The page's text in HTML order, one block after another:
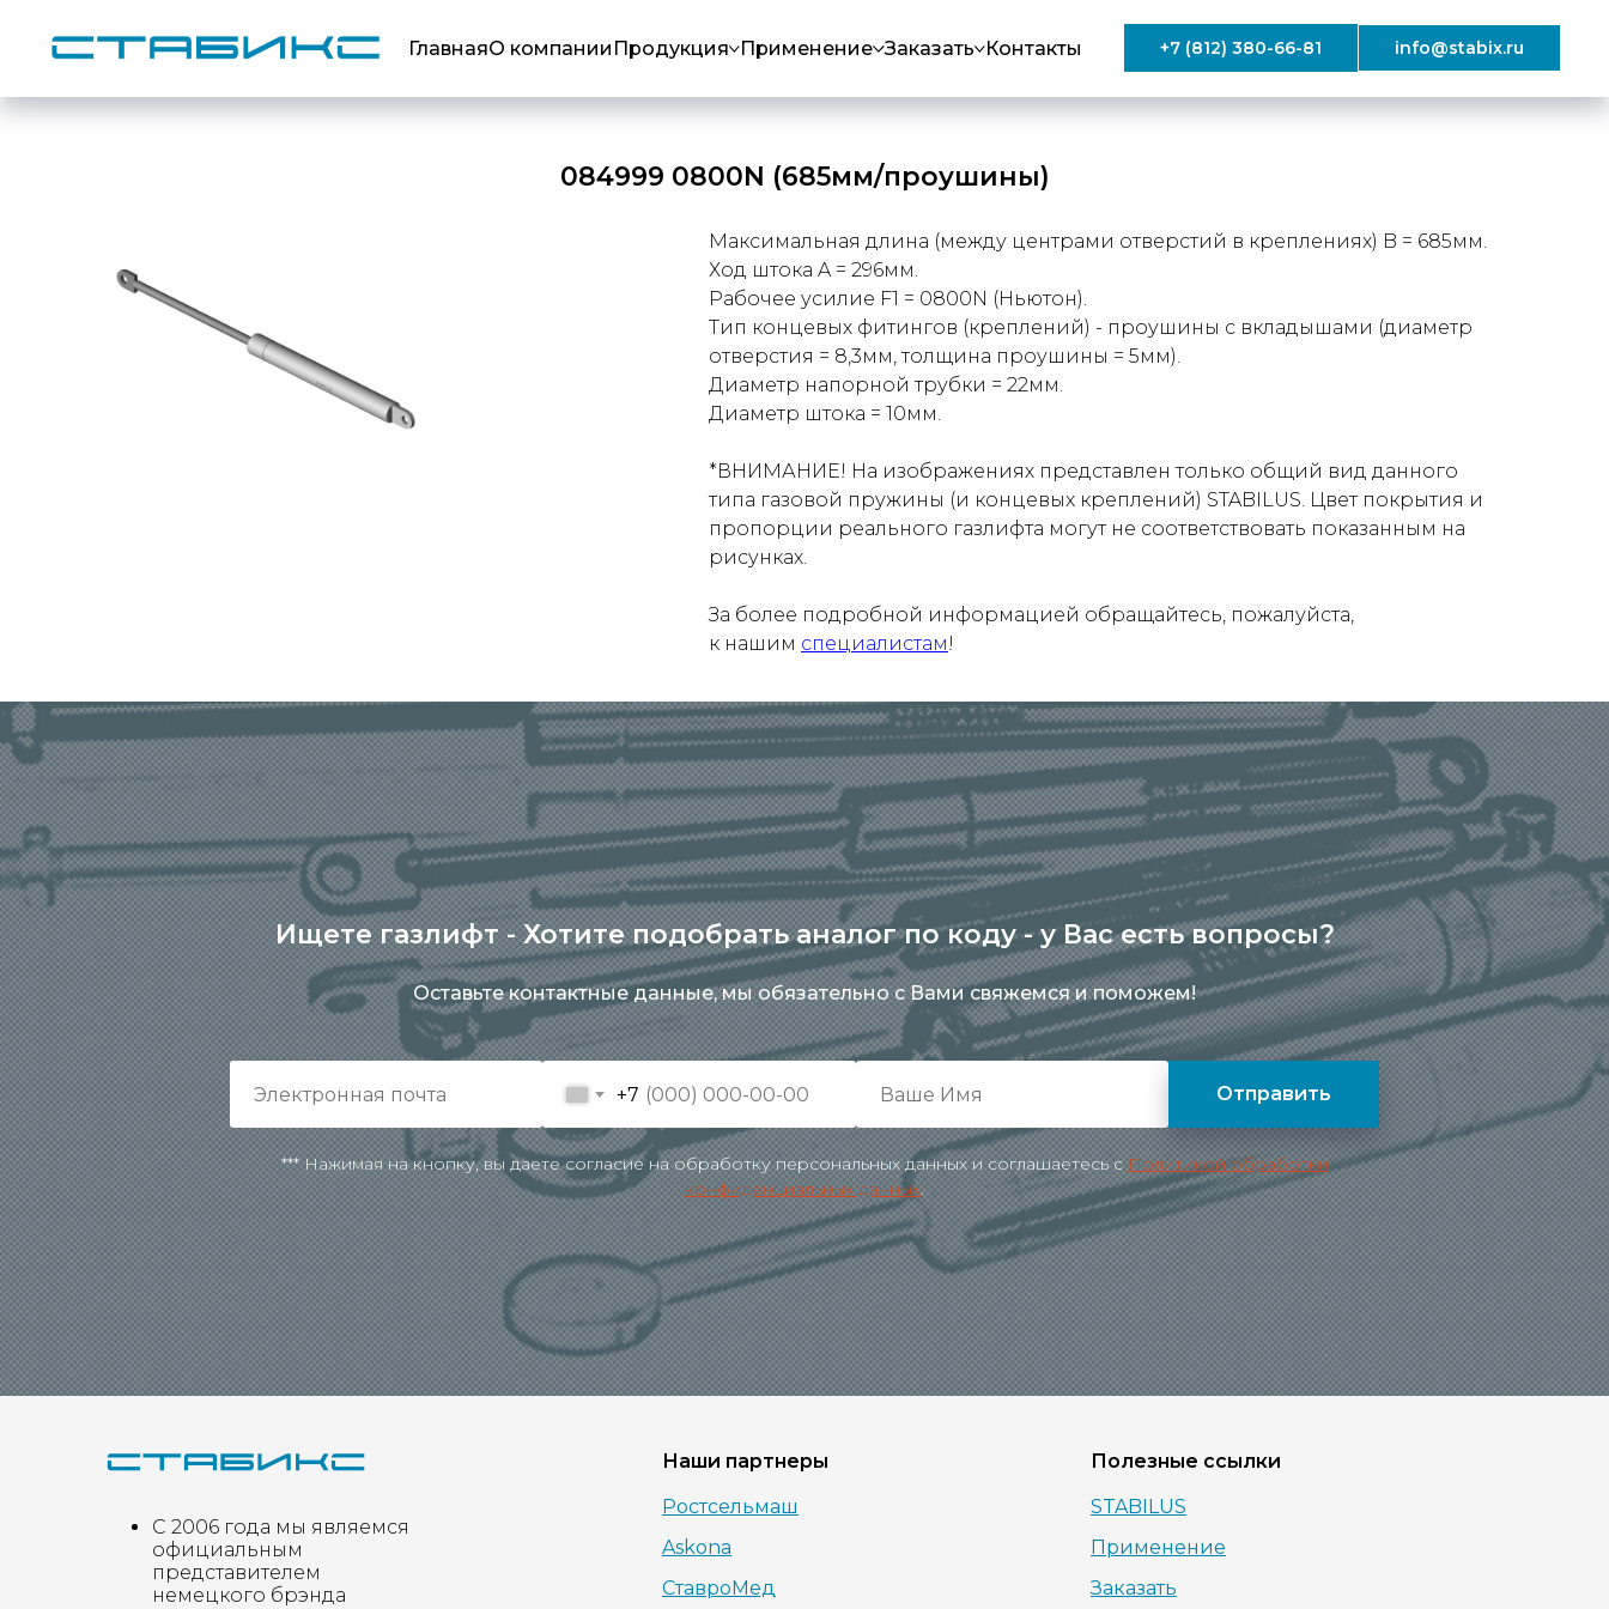
ГлавнаяО компании Продукция Применение Заказать Контакты +7 (812) 380-66-81 info@stabix.ru
084999 0800N (685мм/проушины)
Максимальная длина (между центрами отверстий в креплениях) B = 685мм.
Ход штока A = 296мм.
Рабочее усилие F1 = 0800N (Ньютон).
Тип концевых фитингов (креплений) - проушины с вкладышами (диаметр
отверстия = 8,3мм, толщина проушины = 5мм).
Диаметр напорной трубки = 22мм.
Диаметр штока = 10мм.
*ВНИМАНИЕ! На изображениях представлен только общий вид данного
типа газовой пружины (и концевых креплений) STABILUS. Цвет покрытия и
пропорции реального газлифта могут не соответствовать показанным на
рисунках.
За более подробной информацией обращайтесь, пожалуйста,
к нашим специалистам!
Ищете газлифт - Хотите подобрать аналог по коду - у Вас есть вопросы?
Оставьте контактные данные, мы обязательно с Вами свяжемся и поможем!
+7 Отправить
*** Нажимая на кнопку, вы даете согласие на обработку персональных данных и соглашаетесь cПолитикой обработки
конфиденциальных данных.
С 2006 года мы являемся
официальным
представителем
немецкого брэнда
Наши партнеры
Ростсельмаш
Askona
СтавроМед
Полезные ссылки
STABILUS
Применение
Заказать